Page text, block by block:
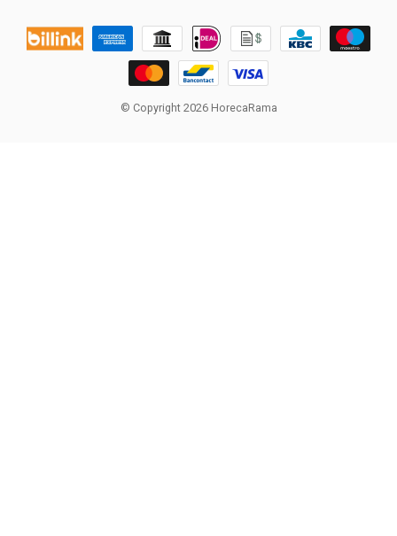
© Copyright 2026 HorecaRama